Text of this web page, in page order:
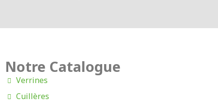
Notre Catalogue
Verrines
Cuillères